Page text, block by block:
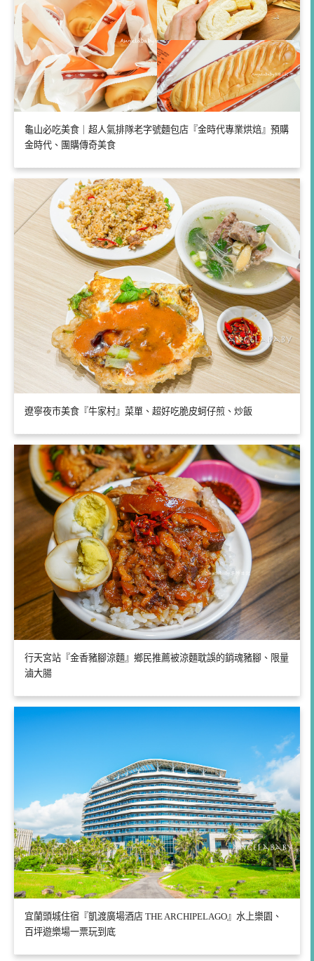
龜山必吃美食｜超人氣排隊老字號麵包店『金時代專業烘焙』預購
金時代、團購傳奇美食
遼寧夜市美食『牛家村』菜單、超好吃脆皮蚵仔煎、炒飯
行天宮站『金香豬腳涼麵』鄉民推薦被涼麵耽誤的銷魂豬腳、限量
滷大腸
宜蘭頭城住宿『凱渡廣場酒店 THE ARCHIPELAGO』水上樂園、
百坪遊樂場一票玩到底